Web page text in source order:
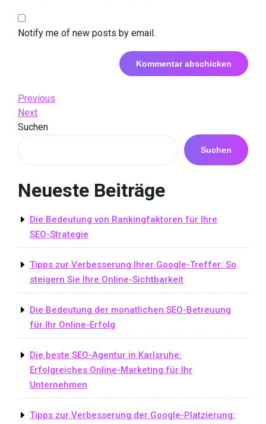
Notify me of new posts by email.
Beitrags-
Navigation
Previous
Post
Previous
Next
Post
Next
Suchen
Suchen
Neueste Beiträge
Die Bedeutung von Rankingfaktoren für Ihre
SEO-Strategie
Tipps zur Verbesserung Ihrer Google-Treffer: So
steigern Sie Ihre Online-Sichtbarkeit
Die Bedeutung der monatlichen SEO-Betreuung
für Ihr Online-Erfolg
Die beste SEO-Agentur in Karlsruhe:
Erfolgreiches Online-Marketing für Ihr
Unternehmen
Tipps zur Verbesserung der Google-Platzierung: